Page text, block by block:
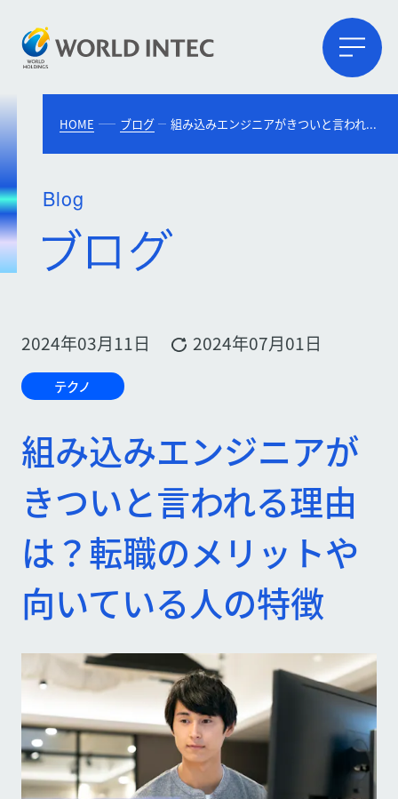
HOME ブログ 組み込みエンジニアがきついと言われる理由は？転職のメリットや向いている人の特徴
Blog
2024年03月11日 2024年07月01日
テクノ
組み込みエンジニアが
きついと言われる理由
は？転職のメリットや
向いている人の特徴